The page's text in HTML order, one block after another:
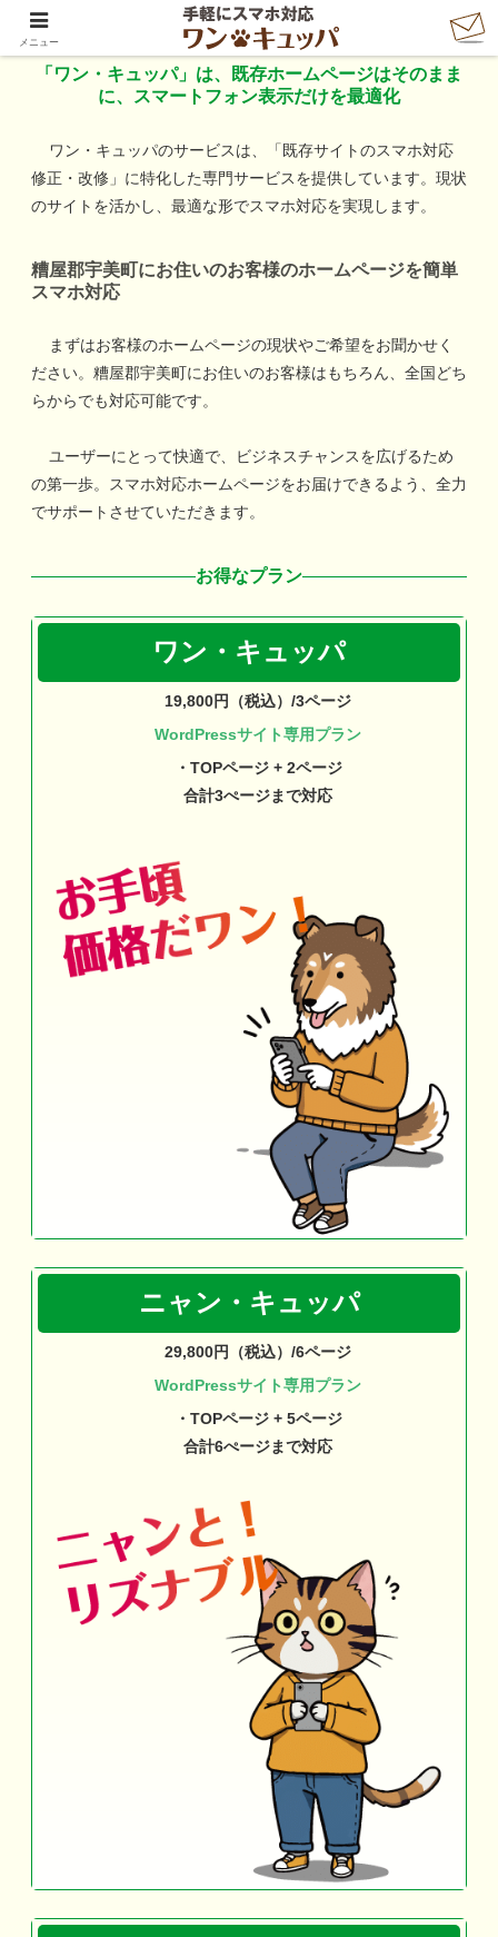
「ワン・キュッパ」で手軽にスマホ対応
「ワン・キュッパ」は、既存ホームページはそのまま
に、スマートフォン表示だけを最適化
ワン・キュッパのサービスは、「既存サイトのスマホ対応
修正・改修」に特化した専門サービスを提供しています。現状
のサイトを活かし、最適な形でスマホ対応を実現します。
糟屋郡宇美町にお住いのお客様のホームページを簡単
スマホ対応
まずはお客様のホームページの現状やご希望をお聞かせく
ださい。 糟屋郡宇美町にお住いのお客様はもちろん、全国どち
らからでも対応可能です。
ユーザーにとって快適で、ビジネスチャンスを広げるため
の第一歩。スマホ対応ホームページをお届けできるよう、全力
でサポートさせていただきます。
お得なプラン
ワン・キュッパ
19,800円（税込）/3ページ
WordPressサイト専用プラン
・TOPページ + 2ページ
合計3ぺージまで対応
ニャン・キュッパ
29,800円（税込）/6ページ
WordPressサイト専用プラン
・TOPページ + 5ページ
合計6ぺージまで対応
メニュー